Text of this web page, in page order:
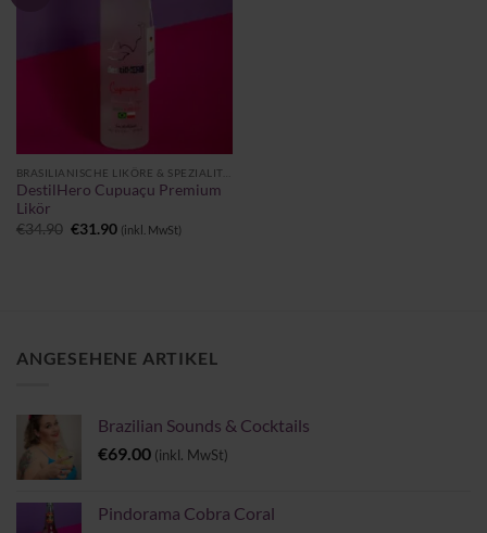
DestilHero Cupuaçu Premium
Likör
€34.90 Ursprünglicher
€31.90Aktueller
(inkl. MwSt)
ANGESEHENE ARTIKEL
Brazilian Sounds & Cocktails
€69.00 (inkl. MwSt)
Pindorama Cobra Coral